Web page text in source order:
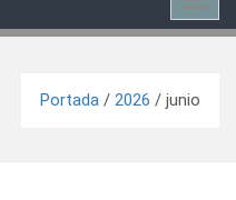
Portada / 2026 / junio